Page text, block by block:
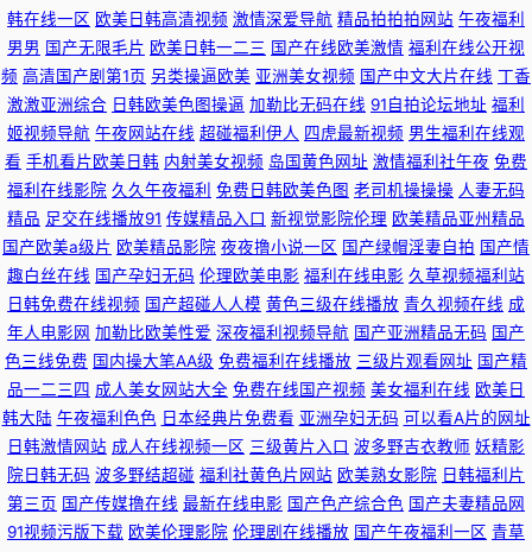
人 91男男视频 伊人久久黄色视频 九草免费色站 熟女AV色站导航 亚洲综合日
韩欧美 国产毛片网页 人人妻AV在线 欧日韩在线视频 国产乱视在线 极品吃瓜
福利 蜜臀av 91久久91 熟女视频 国产91传媒 国产欧美日韩在线 WWWAv电
影网 三级片国产久久 豆花社区网站 久久成人Av网 美女在线网站视频 草草限
制 大香蕉福利导航 免费18视频 91传禖免费 日韩三级在线观看视频 豆花视频
在线一区 国产精品天 91男女 五月天色色 韩日三级 青青色情 欧美日韩99 精
品一区二区三区日韩蜜桃 日本熟女AV jk啪啪内射 超碰网人人操 欧美色综合
片 91学生妹视频 在线亚洲精品福利导航 黑丝美女网站 日韩无码高清网站 欧
美娱乐中文网 91在线 亚洲欧美日韩 韩国一级网站 久久艹一区 浮力影院国产
韩在线一区 欧美日韩高清视频 激情深爱导航 精品拍拍拍网站 午夜福利
男男 国产无限毛片 欧美日韩一二三 国产在线欧美激情 福利在线公开视
频 高清国产剧第1页 另类操逼欧美 亚洲美女视频 国产中文大片在线 丁香
激激亚洲综合 日韩欧美色图操逼 加勒比无码在线 91自拍论坛地址 福利
姬视频导航 午夜网站在线 超碰福利伊人 四虎最新视频 男生福利在线观
看 手机看片欧美日韩 内射美女视频 岛国黄色网址 激情福利社午夜 免费
福利在线影院 久久午夜福利 免费日韩欧美色图 老司机操操操 人妻无码
精品 足交在线播放91 传媒精品入口 新视觉影院伦理 欧美精品亚州精品
国产欧美a级片 欧美精品影院 夜夜撸小说一区 国产绿帽淫妻自拍 国产情
趣白丝在线 国产孕妇无码 伦理欧美电影 福利在线电影 久草视频福利站
日韩免费在线视频 国产超碰人人模 黄色三级在线播放 青久视频在线 成
年人电影网 加勒比欧美性爱 深夜福利视频导航 国产亚洲精品无码 国产
色三线免费 国内操大笔AA级 免费福利在线播放 三级片观看网址 国产精
品一二三四 成人美女网站大全 免费在线国产视频 美女福利在线 欧美日
韩大陆 午夜福利色色 日本经典片免费看 亚洲孕妇无码 可以看A片的网址
日韩激情网站 成人在线视频一区 三级黄片入口 波多野吉衣教师 妖精影
院日韩无码 波多野结超碰 福利社黄色片网站 欧美熟女影院 日韩福利片
第三页 国产传媒撸在线 最新在线电影 国产色产综合色 国产夫妻精品网
91视频污版下载 欧美伦理影院 伦理剧在线播放 国产午夜福利一区 青草